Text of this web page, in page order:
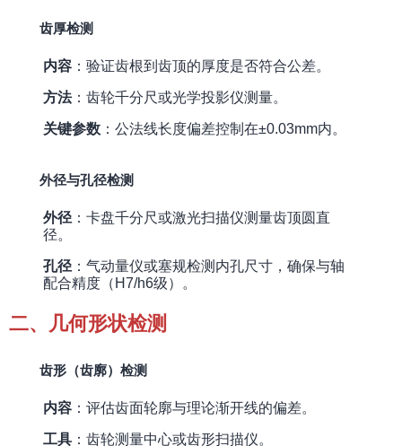
齿厚检测
内容 ：验证齿根到齿顶的厚度是否符合公差。
方法：齿轮千分尺或光学投影仪测量。
关键参数 ：公法线长度偏差控制在±0.03mm内。
外径与孔径检测
外径 ：卡盘千分尺或激光扫描仪测量齿顶圆直
径。
孔径 ：气动量仪或塞规检测内孔尺寸，确保与轴
配合精度（H7/h6级）。
二、几何形状检测
齿形（齿廓）检测
内容 ：评估齿面轮廓与理论渐开线的偏差。
工具 ：齿轮测量中心或齿形扫描仪。